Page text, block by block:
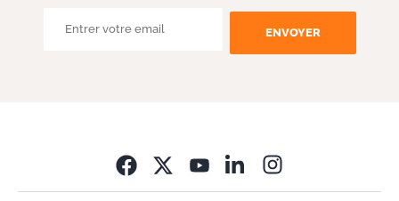
ENVOYER